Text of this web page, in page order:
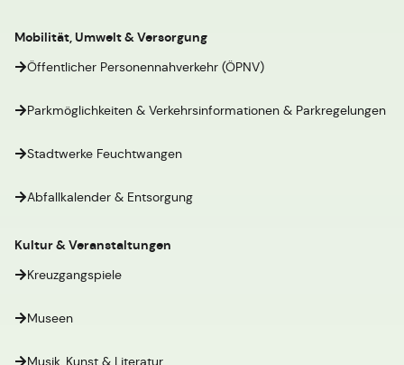
Mobilität, Umwelt & Versorgung
Öffentlicher Personennahverkehr (ÖPNV)
Parkmöglichkeiten & Verkehrsinformationen & Parkregelungen
Stadtwerke Feuchtwangen
Abfallkalender & Entsorgung
Kultur & Veranstaltungen
Kreuzgangspiele
Museen
Musik, Kunst & Literatur